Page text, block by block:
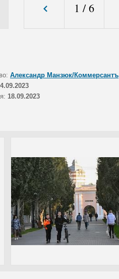
1 /6
Александр Манзюк/Коммерсантъ
18.09.2023